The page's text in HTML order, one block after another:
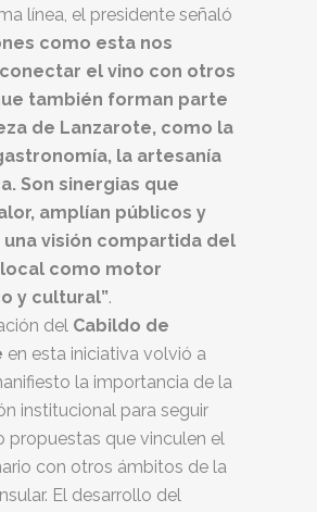
línea, el presidente señaló
como esta nos
el vino con otros
también forman parte
de Lanzarote, como la
la artesanía
Son sinergias que
amplían públicos y
visión compartida del
como motor
y cultural”.
del Cabildo de
en esta iniciativa volvió a
la importancia de la
institucional para seguir
propuestas que vinculen el
con otros ámbitos de la
El desarrollo del